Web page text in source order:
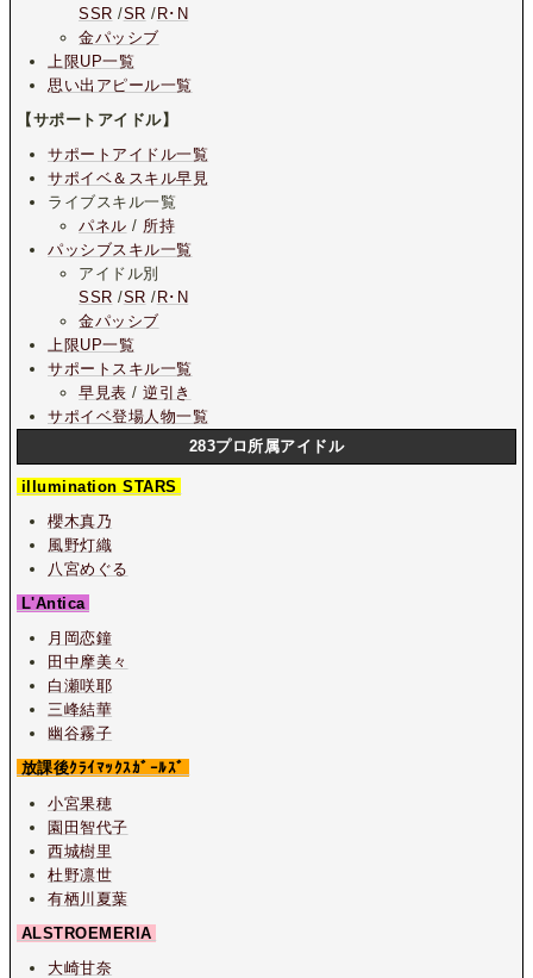
SSR /SR / R･N
金パッシブ
上限UP一覧
思い出アピール一覧
【サポートアイドル】
サポートアイドル一覧
サポイベ＆スキル早見
ライブスキル一覧
パネル / 所持
パッシブスキル一覧
アイドル別
SSR /SR / R･N
金パッシブ
上限UP一覧
サポートスキル一覧
早見表 /逆引き
サポイベ登場人物一覧
283プロ所属アイドル
illumination STARS
櫻木真乃
風野灯織
八宮めぐる
L'Antica
月岡恋鐘
田中摩美々
白瀬咲耶
三峰結華
幽谷霧子
放課後ｸﾗｲﾏｯｸｽｶﾞｰﾙｽﾞ
小宮果穂
園田智代子
西城樹里
杜野凛世
有栖川夏葉
ALSTROEMERIA
大崎甘奈